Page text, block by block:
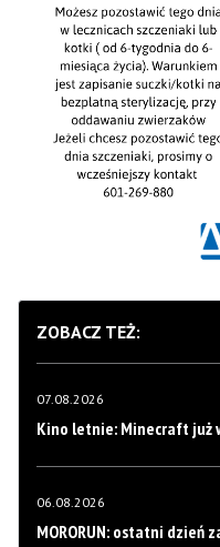
ZOBACZ TEŻ:
07.08.2026
Kino letnie: Minecraft już
06.08.2026
MORORUN: ostatni dzień